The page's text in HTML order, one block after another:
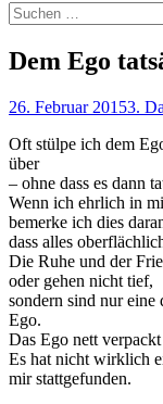
Suchen
nach:
Dem Ego
26. Februar 20153.
Oft stülpe ich dem
über
– ohne dass es dann
Wenn ich ehrlich in
bemerke ich dies
dass alles
Die Ruhe und der
oder gehen nicht tief,
sondern sind nur eine
Ego.
Das Ego nett
Es hat nicht wirklich
mir stattgefunden.